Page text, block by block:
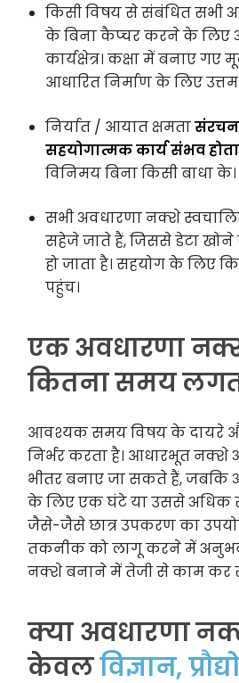
किसी विषय से संबंधित सभी
के बिना कैप्चर करने के लिए
कार्यक्षेत्र। कक्षा में बनाए गए
आधारित निर्माण के लिए
निर्यात / आयात क्षमता
सहयोगात्मक कार्य संभव
विनिमय बिना किसी बाधा के।
सभी अवधारणा नक्शे
सहेजे जाते हैं, जिससे डेटा खोने
हो जाता है। सहयोग के लिए
पहुंच।
एक अवधारणा
कितना समय
आवश्यक समय विषय के दायरे
निर्भर करता है। आधारभूत
भीतर बनाए जा सकते हैं, जबकि
के लिए एक घंटे या उससे अधिक
जैसे-जैसे छात्र उपकरण का
तकनीक को लागू करने में अनुभव
नक्शे बनाने में तेजी से काम कर
क्या अवधारणा
केवलविज्ञान,